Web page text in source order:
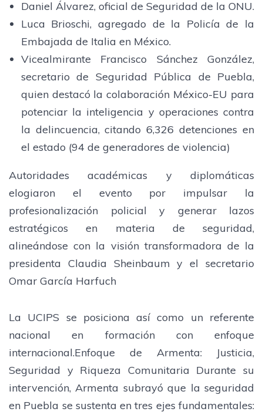
Daniel Álvarez, oficial de Seguridad de la ONU.
Luca Brioschi, agregado de la Policía de la
Embajada de Italia en México.
Vicealmirante Francisco Sánchez González,
secretario de Seguridad Pública de Puebla,
quien destacó la colaboración México-EU para
potenciar la inteligencia y operaciones contra
la delincuencia, citando 6,326 detenciones en
el estado (94 de generadores de violencia)
Autoridades académicas y diplomáticas
elogiaron el evento por impulsar la
profesionalización policial y generar lazos
estratégicos en materia de seguridad,
alineándose con la visión transformadora de la
presidenta Claudia Sheinbaum y el secretario
Omar García Harfuch
La UCIPS se posiciona así como un referente
nacional en formación con enfoque
internacional.Enfoque de Armenta: Justicia,
Seguridad y Riqueza Comunitaria Durante su
intervención, Armenta subrayó que la seguridad
en Puebla se sustenta en tres ejes fundamentales: